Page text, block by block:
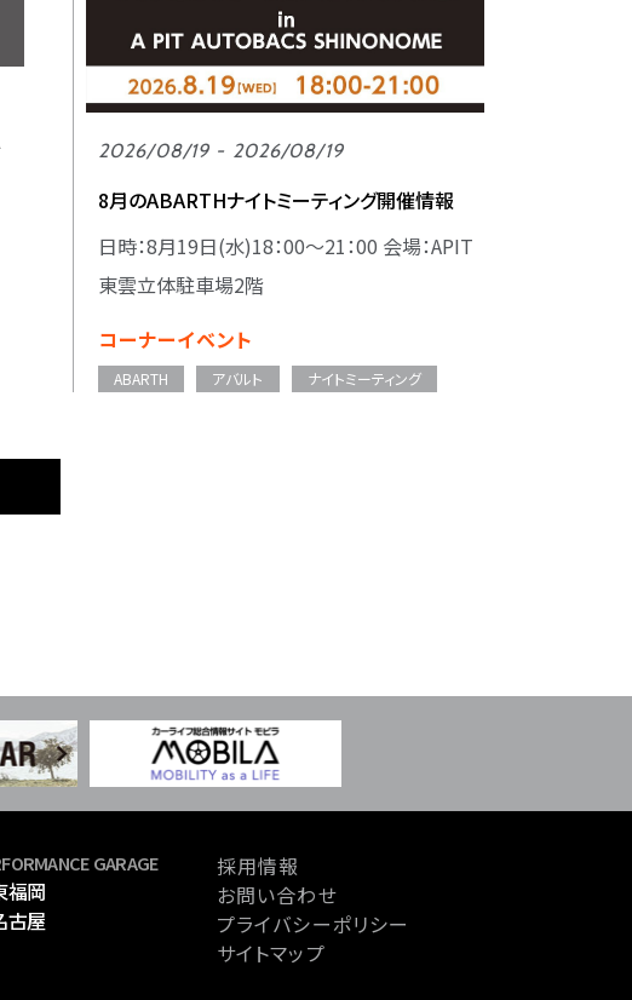
2026/08/19 - 2026/08/19
8月のABARTHナイトミーティング開催情報
日時：8月19日(水)18：00～21：00 会場：APIT
東雲立体駐車場2階
コーナーイベント
ABARTH アバルト ナイトミーティング
GARAGE
福岡
古屋
採用情報
お問い合わせ
プライバシーポリシー
サイトマップ